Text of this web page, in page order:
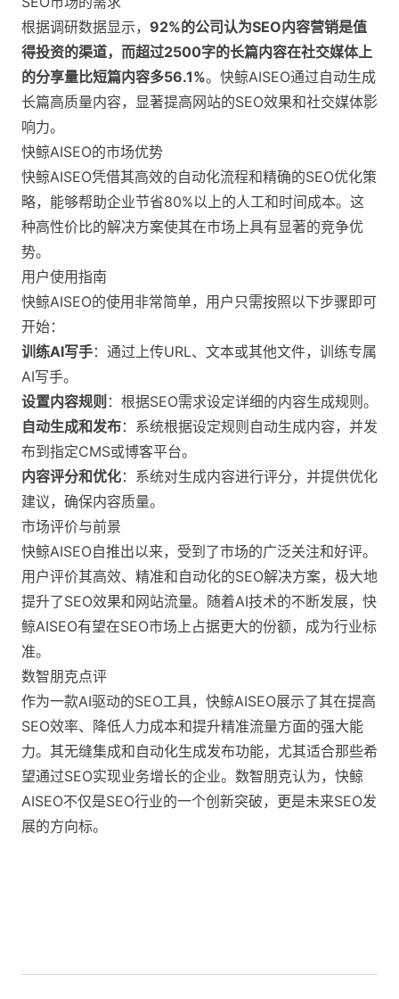
根据调研数据显示， 92%的公司认为SEO内容营销是值
得投资的渠道，而超过2500字的长篇内容在社交媒体上
的分享量比短篇内容多56.1%​。快鲸AISEO通过自动生成
长篇高质量内容，显著提高网站的SEO效果和社交媒体影
响力。
快鲸AISEO的市场优势
快鲸AISEO凭借其高效的自动化流程和精确的SEO优化策
略，能够帮助企业节省80%以上的人工和时间成本​。这
种高性价比的解决方案使其在市场上具有显著的竞争优
势。
用户使用指南
快鲸AISEO的使用非常简单，用户只需按照以下步骤即可
开始：
训练AI写手：通过上传URL、文本或其他文件，训练专属
AI写手。
设置内容规则 ：根据SEO需求设定详细的内容生成规则。
自动生成和发布：系统根据设定规则自动生成内容，并发
布到指定CMS或博客平台。
内容评分和优化：系统对生成内容进行评分，并提供优化
建议，确保内容质量。
市场评价与前景
快鲸AISEO自推出以来，受到了市场的广泛关注和好评。
用户评价其高效、精准和自动化的SEO解决方案，极大地
提升了SEO效果和网站流量。随着AI技术的不断发展，快
鲸AISEO有望在SEO市场上占据更大的份额，成为行业标
准。
数智朋克点评
作为一款AI驱动的SEO工具，快鲸AISEO展示了其在提高
SEO效率、降低人力成本和提升精准流量方面的强大能
力。其无缝集成和自动化生成发布功能，尤其适合那些希
望通过SEO实现业务增长的企业。数智朋克认为，快鲸
AISEO不仅是SEO行业的一个创新突破，更是未来SEO发
展的方向标。